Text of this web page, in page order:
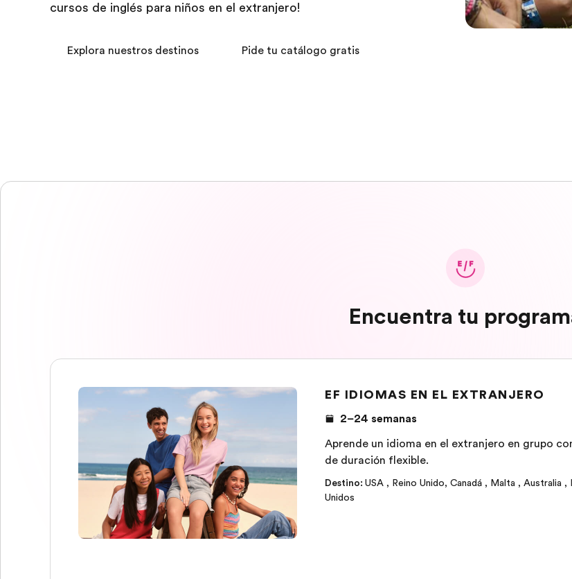
cursos de inglés para niños en el extranjero!
Explora nuestros destinos Pide tu catálogo gratis
Encuentra tu
EF IDIOMAS EN EL EXTRANJERO
2–24 semanas
Aprende un idioma en el extranjero en grupo
de duración flexible.
Destino: USA , Reino Unido, Canadá , Malta , Australia ,
Unidos